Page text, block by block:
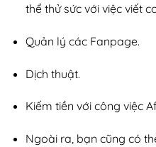
thể thử sức với việc viết
Quản lý các Fanpage.
Dịch thuật.
Kiếm tiền với công việc
Ngoài ra, bạn cũng có